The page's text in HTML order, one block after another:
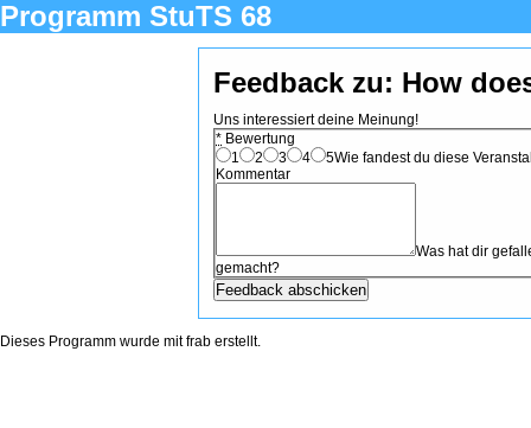
Programm StuTS 68
Feedback zu: How
Uns interessiert deine Meinung!
* Bewertung
1
2 3 4 5Wie fandest du diese
Kommentar
Was hat dir
gemacht?
Dieses Programm wurde mitfrab erstellt.